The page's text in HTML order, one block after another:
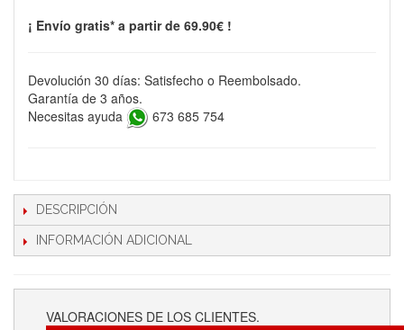
¡ Envío gratis* a partir de 69.90€ !
Devolución 30 días: Satisfecho o Reembolsado.
Garantía de 3 años.
Necesitas ayuda
673 685 754
DESCRIPCIÓN
INFORMACIÓN ADICIONAL
VALORACIONES DE LOS CLIENTES.